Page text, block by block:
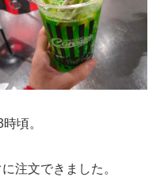
頃。
注文できました。